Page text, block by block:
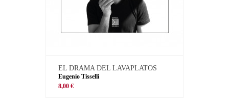
EL DRAMA DEL LAVAPLATOS
Eugenio Tisselli
8,00 €